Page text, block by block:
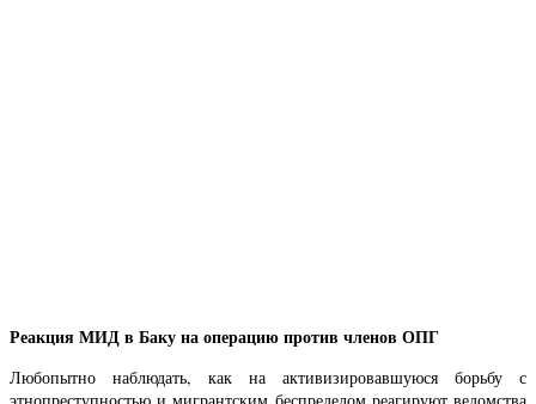
Реакция МИД в Баку на операцию против членов ОПГ
Любопытно наблюдать, как на активизировавшуюся борьбу с
этнопреступностью и мигрантским беспределом реагируют ведомства